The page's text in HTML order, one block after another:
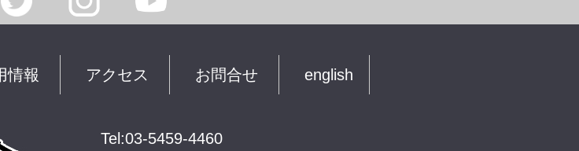
情報 アクセス お問合せ english
Tel:03-5459-4460